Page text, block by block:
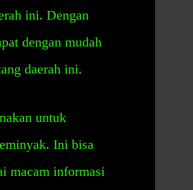
ini. Dengan
dengan mudah
daerah ini.
untuk
Ini bisa
macam informasi